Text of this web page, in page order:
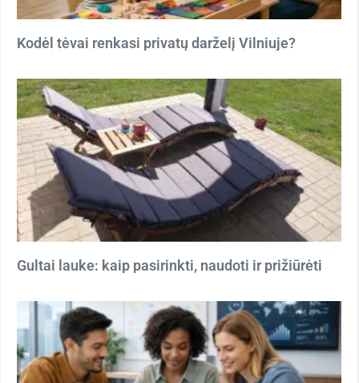
Kodėl tėvai renkasi privatų darželį Vilniuje?
Gultai lauke: kaip pasirinkti, naudoti ir prižiūrėti